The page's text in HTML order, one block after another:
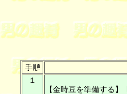
１
【金時豆を準備する】